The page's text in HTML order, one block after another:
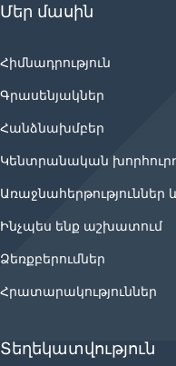
Մեր մասին
Հիմնադրություն
Գրասենյակներ
Հանձնախմբեր
Կենտրանական
Ինչպես ենք աշխատում
Ձեռքբերումներ
Հրատարակություններ
Տեղեկատվություն